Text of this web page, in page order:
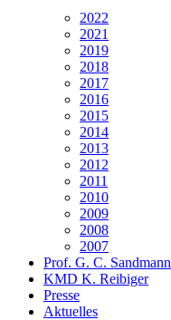
2022
2021
2019
2018
2017
2016
2015
2014
2013
2012
2011
2010
2009
2008
2007
Prof. G. C. Sandmann
KMD K. Reibiger
Presse
Aktuelles